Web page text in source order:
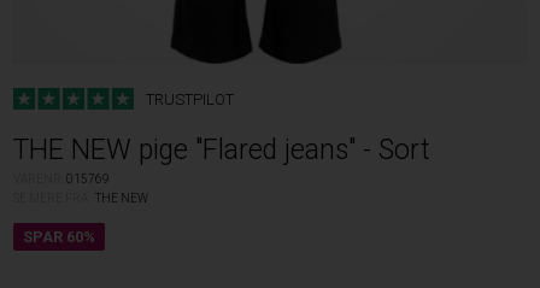
TRUSTPILOT
THE NEW pige "Flared jeans" - Sort
VARENR.015769
THE NEW